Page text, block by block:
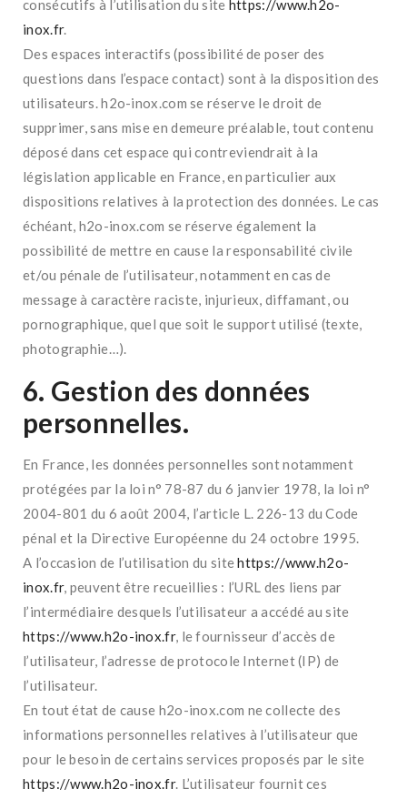
consécutifs à l’utilisation du site https://www.h2o-
inox.fr.
Des espaces interactifs (possibilité de poser des
questions dans l’espace contact) sont à la disposition des
utilisateurs. h2o-inox.com se réserve le droit de
supprimer, sans mise en demeure préalable, tout contenu
déposé dans cet espace qui contreviendrait à la
législation applicable en France, en particulier aux
dispositions relatives à la protection des données. Le cas
échéant, h2o-inox.com se réserve également la
possibilité de mettre en cause la responsabilité civile
et/ou pénale de l’utilisateur, notamment en cas de
message à caractère raciste, injurieux, diffamant, ou
pornographique, quel que soit le support utilisé (texte,
photographie…).
6. Gestion des données
personnelles.
En France, les données personnelles sont notamment
protégées par la loi n° 78-87 du 6 janvier 1978, la loi n°
2004-801 du 6 août 2004, l’article L. 226-13 du Code
pénal et la Directive Européenne du 24 octobre 1995.
A l’occasion de l’utilisation du sitehttps://www.h2o-
inox.fr, peuvent être recueillies : l’URL des liens par
l’intermédiaire desquels l’utilisateur a accédé au site
https://www.h2o-inox.fr, le fournisseur d’accès de
l’utilisateur, l’adresse de protocole Internet (IP) de
l’utilisateur.
En tout état de cause h2o-inox.com ne collecte des
informations personnelles relatives à l’utilisateur que
pour le besoin de certains services proposés par le site
https://www.h2o-inox.fr. L’utilisateur fournit ces